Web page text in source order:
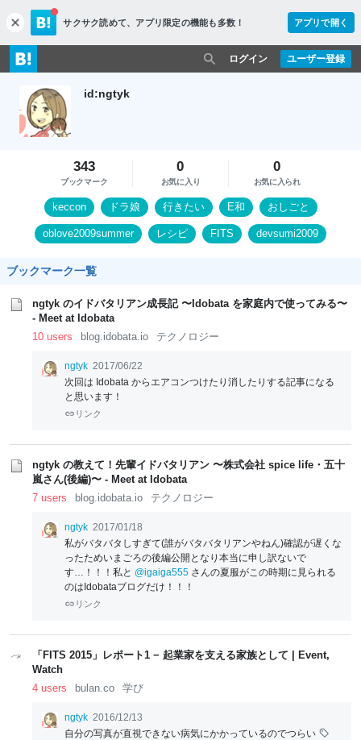
c
l
o
s
サクサク読めて、 アプリ限定の機能も多数！ アプリで開く
ユーザー登録
ログイン
id:ngtyk
343
ブックマーク
0
お気に入り
0
お気に入られ
keccon ドラ娘 行きたい E和 おしごと
oblove2009summer レシピ FITS devsumi2009
ブックマーク一覧
ngtyk のイドバタリアン成長記 〜Idobata を家庭内で使ってみる〜
- Meet at Idobata
10 users
blog.idobata.io テクノロジー
ngtyk 2017/06/22
次回は Idobata からエアコンつけたり消したりする記事になる
と思います！
リンク
ngtyk の教えて！先輩イドバタリアン 〜株式会社 spice life・五十
嵐さん(後編)〜 - Meet at Idobata
7 users
blog.idobata.io テクノロジー
ngtyk 2017/01/18
私がバタバタしすぎて(誰がバタバタリアンやねん)確認が遅くな
ったためいまごろの後編公開となり本当に申し訳ないで
す…！！！私と @igaiga555 さんの夏服がこの時期に見られる
のはIdobataブログだけ！！！
リンク
「FITS 2015」レポート1 − 起業家を支える家族として | Event,
Watch
4 users
bulan.co 学び
ngtyk 2016/12/13
自分の写真が直視できない病気にかかっているのでつらい